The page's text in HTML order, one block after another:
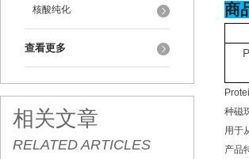
核酸纯化
查看更多
相关文章
RELATED ARTICLES
商
种磁
用于
产品